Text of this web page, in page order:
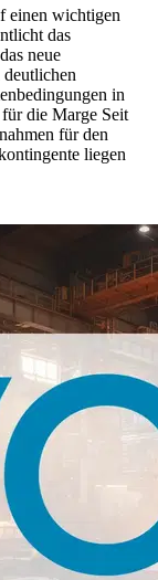
einen wichtigen
das
neue
in
die Marge Seit
für den
liegen